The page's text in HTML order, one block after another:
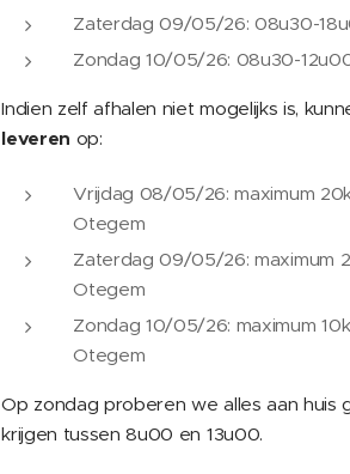
Zaterdag 09/05/26: 08u30-
Zondag 10/05/26: 08u30-
Indien zelf afhalen niet mogelijks is,
leveren op:
Vrijdag 08/05/26: maximum
Otegem
Zaterdag 09/05/26: maximum
Otegem
Zondag 10/05/26: maximum
Otegem
Op zondag proberen we alles aan huis
krijgen tussen 8u00 en 13u00.